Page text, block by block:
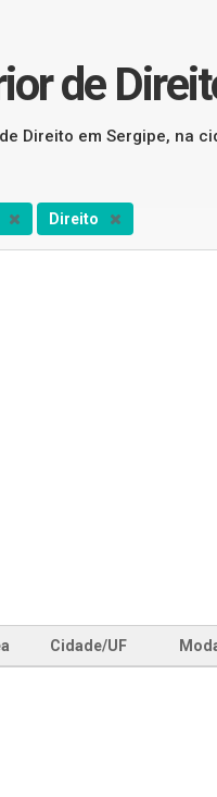
de
Direito em Sergipe, na
Direito
Cidade/UF